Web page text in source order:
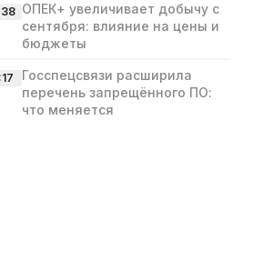
ОПЕК+ увеличивает добычу с
сентября: влияние на цены и
бюджеты
Госспецсвязи расширила
перечень запрещённого ПО:
что меняется